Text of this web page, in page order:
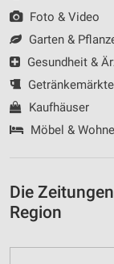
Foto & Video
Garten &
Gesundheit &
Getränkemärkte
Kaufhäuser
Möbel &
Die
Region